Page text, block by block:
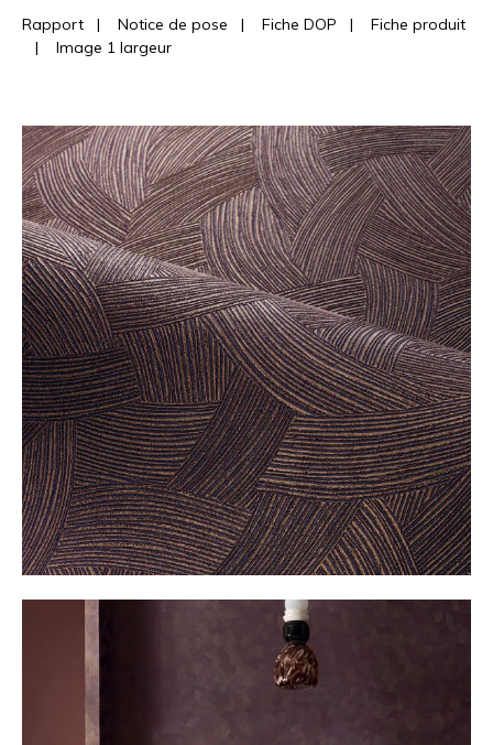
Rapport | Notice de pose | Fiche DOP |
Fiche produit
| Image 1 largeur